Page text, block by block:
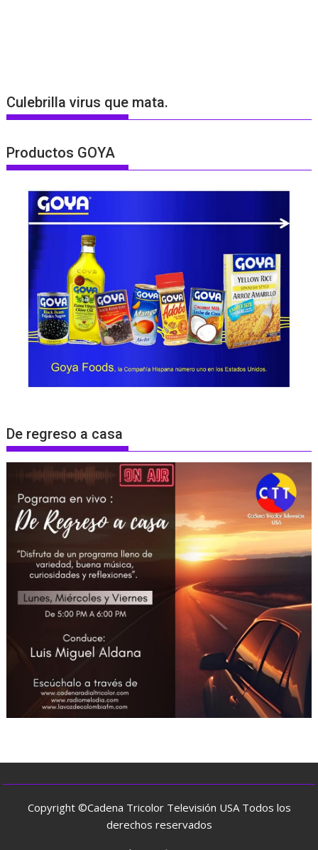
Culebrilla virus que mata.
Productos GOYA
De regreso a casa
Copyright ©Cadena Tricolor Televisión USA Todos los
derechos reservados